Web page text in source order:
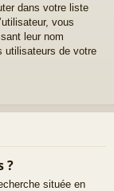
dans votre liste
vous
leur nom
utilisateurs de votre
?
située en